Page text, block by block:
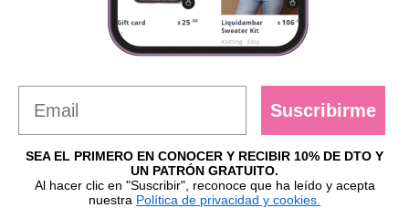
Suscribirme
SEA EL PRIMERO EN CONOCER Y RECIBIR 10% DE DTO Y
UN PATRÓN GRATUITO.
Al hacer clic en "Suscribir", reconoce que ha leído y acepta
nuestra Política de privacidad y cookies.